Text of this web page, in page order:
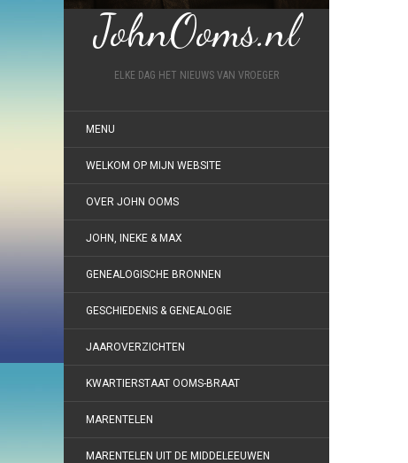
JohnOoms.nl
ELKE DAG HET NIEUWS VAN VROEGER
MENU
WELKOM OP MIJN WEBSITE
OVER JOHN OOMS
JOHN, INEKE & MAX
GENEALOGISCHE BRONNEN
GESCHIEDENIS & GENEALOGIE
JAAROVERZICHTEN
KWARTIERSTAAT OOMS-BRAAT
MARENTELEN
MARENTELEN UIT DE MIDDELEEUWEN